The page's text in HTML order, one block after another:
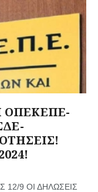
ΟΠΕΚΕΠΕ-
9 ΟΙ ΔΗΛΩΣΕΙΣ